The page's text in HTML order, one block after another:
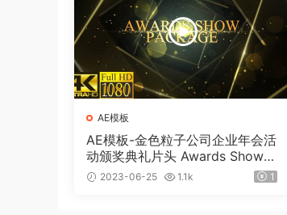
AE模板
AE模板-金色粒子公司企业年会活
动颁奖典礼片头 Awards Show P
ack2023-06-25 1.1k 1